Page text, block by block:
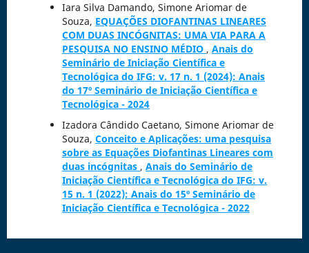
Iara Silva Damando, Simone Ariomar de
Souza, EQUAÇÕES DIOFANTINAS LINEARES
COM DUAS INCÓGNITAS: UMA VIA PARA A
PESQUISA NO ENSINO MÉDIO , Anais do
Seminário de Iniciação Científica e
Tecnológica do IFG: v. 17 n. 1 (2024): Anais
do 17º Seminário de Iniciação Científica e
Tecnológica - 2024
Izadora Cândido Caetano, Simone Ariomar de
Souza, Conceito e Aplicações: uma pesquisa
sobre as Equações Diofantinas Lineares com
duas incógnitas , Anais do Seminário de
Iniciação Científica e Tecnológica do IFG: v.
15 n. 1 (2022): Anais do 15º Seminário de
Iniciação Científica e Tecnológica - 2022